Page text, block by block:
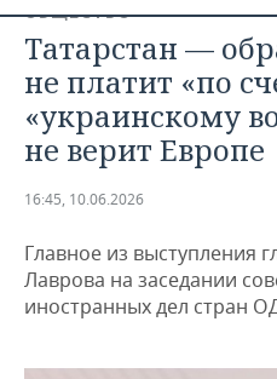
УДМУРТИЯ
НОВОСТИ АНАЛИТИКИ
ДЕКЛАРАЦИИ О ДОХОДАХ
КОРОЛИ ГОСЗАКАЗА ПФО
ВУЗЫ ТАТАРСТАНА
КОМУ ПРИНАДЛЕЖАТ
ЭКОНОМИКА
НОВОСТИ ЭКОНОМИКИ
ФИНАНСЫ
БАНКИ
БЮДЖЕТ
ИНВЕСТИЦИИ
ПРОМЫШЛЕННОСТЬ
НОВОСТИ
АГРОПРОМ
НЕДВИЖИМОСТЬ
НОВОСТИ
АВТО
НОВОСТИ АВТО
БИЗНЕС
НОВОСТИ БИЗНЕСА
ТЕХНОЛОГИИ
ОБЩЕСТВО
Татарстан —
не платит «по
«украинскому
не верит Европе
16:45, 10.06.2026
Главное из выступления
Лаврова на заседании
иностранных дел стран